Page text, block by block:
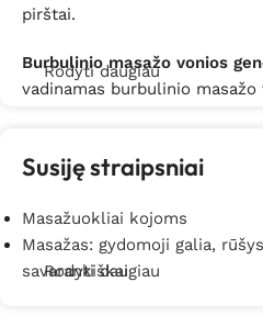
pirštai.
Burbulinio masažo vonios
vadinamas burbulinio
tikriausiais spa malonumais –
aromaterapijos funkciją –
visapusiškas atsipalaidavimas
Rodyti daugiau
Susiję straipsniai
Masažuokliai kojoms
Masažas: gydomoji galia,
savarankiškai
Rodyti daugiau